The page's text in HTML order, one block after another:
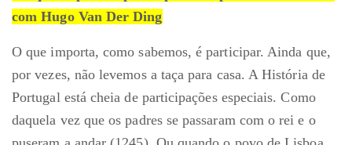
com Hugo Van Der Ding
O que importa, como sabemos, é participar. Ainda que,
por vezes, não levemos a taça para casa. A História de
Portugal está cheia de participações especiais. Como
daquela vez que os padres se passaram com o rei e o